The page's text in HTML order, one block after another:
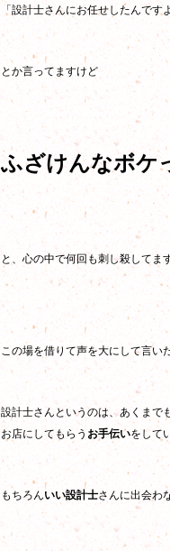
「設計士さんにお任せしたんです
とか言ってますけど
ふざけんなボケ
と、心の中で何回も刺し殺してます
この場を借りて声を大にして言い
設計士さんというのは、あくまで
お店にしてもらうお手伝いをして
もちろんいい設計士さんに出会わ